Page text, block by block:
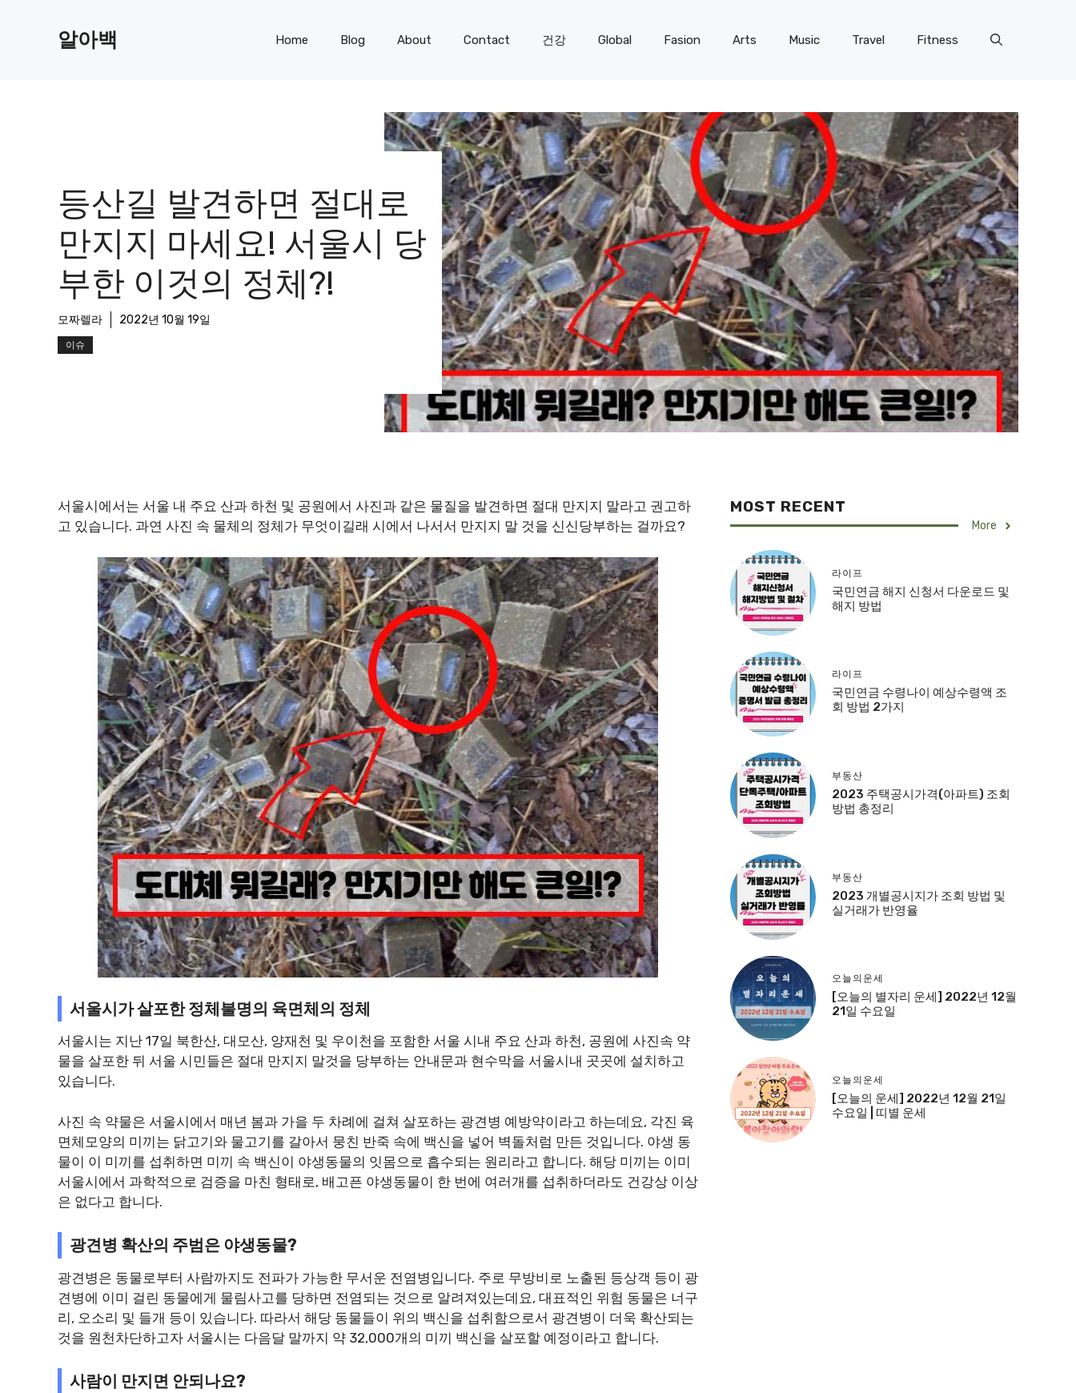
알아백 Home Blog About Contact 건강 Global Fasion Arts Music Travel Fitness
등산길 발견하면 절대로
만지지 마세요! 서울시 당
부한 이것의 정체?!
모짜렐라 2022년 10월 19일
이슈
서울시에서는 서울 내 주요 산과 하천 및 공원에서 사진과 같은 물질을 발견하면 절대 만지지 말라고 권고하
고 있습니다. 과연 사진 속 물체의 정체가 무엇이길래 시에서 나서서 만지지 말 것을 신신당부하는 걸까요?
서울시가 살포한 정체불명의 육면체의 정체
서울시는 지난 17일 북한산, 대모산, 양재천 및 우이천을 포함한 서울 시내 주요 산과 하천, 공원에 사진속 약
물을 살포한 뒤 서울 시민들은 절대 만지지 말것을 당부하는 안내문과 현수막을 서울시내 곳곳에 설치하고
있습니다.
사진 속 약물은 서울시에서 매년 봄과 가을 두 차례에 걸쳐 살포하는 광견병 예방약이라고 하는데요, 각진 육
면체모양의 미끼는 닭고기와 물고기를 갈아서 뭉친 반죽 속에 백신을 넣어 벽돌처럼 만든 것입니다. 야생 동
물이 이 미끼를 섭취하면 미끼 속 백신이 야생동물의 잇몸으로 흡수되는 원리라고 합니다. 해당 미끼는 이미
서울시에서 과학적으로 검증을 마친 형태로, 배고픈 야생동물이 한 번에 여러개를 섭취하더라도 건강상 이상
은 없다고 합니다.
광견병 확산의 주범은 야생동물?
광견병은 동물로부터 사람까지도 전파가 가능한 무서운 전염병입니다. 주로 무방비로 노출된 등상객 등이 광
견병에 이미 걸린 동물에게 물림사고를 당하면 전염되는 것으로 알려져있는데요, 대표적인 위험 동물은 너구
리, 오소리 및 들개 등이 있습니다. 따라서 해당 동물들이 위의 백신을 섭취함으로서 광견병이 더욱 확산되는
것을 원천차단하고자 서울시는 다음달 말까지 약 32,000개의 미끼 백신을 살포할 예정이라고 합니다.
사람이 만지면 안되나요?
MOST RECENT
More
라이프
국민연금 해지 신청서 다운로드 및
해지 방법
라이프
국민연금 수령나이 예상수령액 조
회 방법 2가지
부동산
2023 주택공시가격(아파트) 조회
방법 총정리
부동산
2023 개별공시지가 조회 방법 및
실거래가 반영율
오늘의운세
[오늘의 별자리 운세] 2022년 12월
21일 수요일
오늘의운세
[오늘의 운세] 2022년 12월 21일
수요일 | 띠별 운세